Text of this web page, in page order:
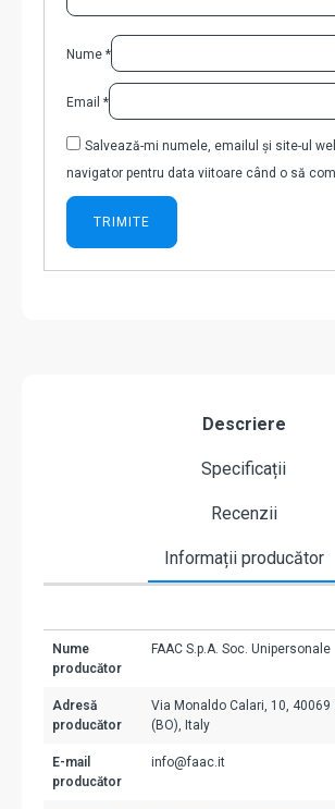
Nume *
Email *
Salvează-mi numele, emailul și site-ul
navigator pentru data viitoare când o să
Descriere
Specificații
Recenzii
Informații producător
Nume
producător
FAAC S.p.A. Soc. Unipersonale
Adresă
producător
Via Monaldo Calari, 10, 40069
(BO), Italy
E-mail
producător
info@faac.it